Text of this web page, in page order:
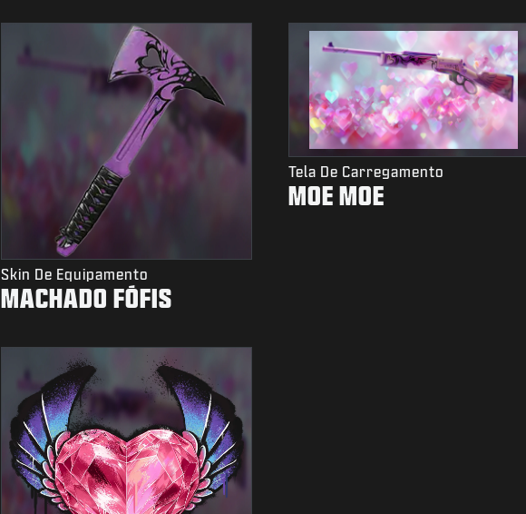
Skin De Equipamento
MACHADO FÓFIS
Tela De Carregamento
MOE MOE